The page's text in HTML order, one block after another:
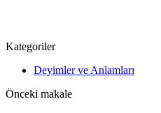
Kategoriler
Deyimler ve Anlamları
Önceki makale